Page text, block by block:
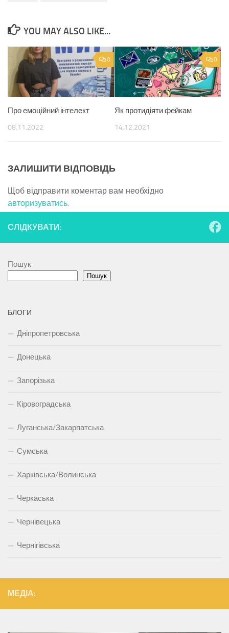
YOU MAY ALSO LIKE...
0
Про емоційний інтелект
08.11.2022
0
Як протидіяти фейкам
14.12.2021
ЗАЛИШИТИ ВІДПОВІДЬ
Щоб відправити коментар вам необхідно
авторизуватись.
СЛІДКУВАТИ:
Пошук
Пошук
БЛОГИ
Дніпропетровська
Донецька
Запорізька
Кіровоградська
Луганська/Закарпатська
Сумська
Харківська/Волинська
Черкаська
Чернівецька
Чернігівська
МЕДІА: